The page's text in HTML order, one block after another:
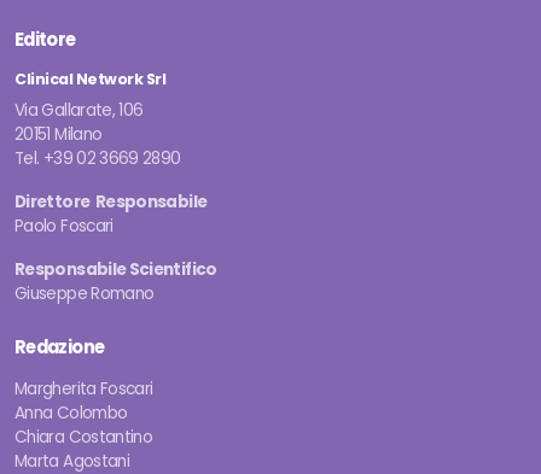
Editore
Clinical Network Srl
Via Gallarate, 106
20151 Milano
Tel. +39 02 3669 2890
Direttore Responsabile
Paolo Foscari
Responsabile Scientifico
Giuseppe Romano
Redazione
Margherita Foscari
Anna Colombo
Chiara Costantino
Marta Agostani